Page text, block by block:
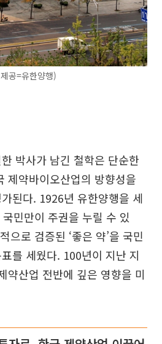
공=유한양행)
박사가 남긴 철학은 단순한
제약바이오산업의 방향성을
된다. 1926년 유한양행을 세
민만이 주권을 누릴 수 있
으로 검증된 ‘좋은 약’을 국민
를 세웠다. 100년이 지난 지
약산업 전반에 깊은 영향을 미